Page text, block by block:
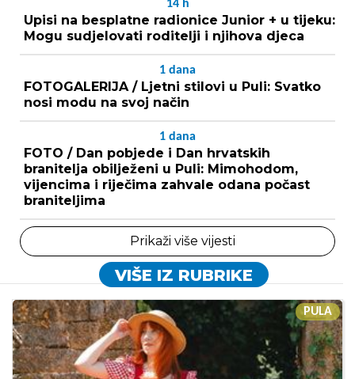
14 h
Upisi na besplatne radionice Junior + u tijeku:
Mogu sudjelovati roditelji i njihova djeca
1 dana
FOTOGALERIJA / Ljetni stilovi u Puli: Svatko
nosi modu na svoj način
1 dana
FOTO / Dan pobjede i Dan hrvatskih
branitelja obilježeni u Puli: Mimohodom,
vijencima i riječima zahvale odana počast
braniteljima
Prikaži više vijesti
VIŠE IZ RUBRIKE
PULA